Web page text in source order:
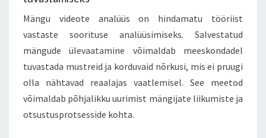
Mängu videote analüüs on hindamatu tööriist
vastaste soorituse analüüsimiseks. Salvestatud
mängude ülevaatamine võimaldab meeskondadel
tuvastada mustreid ja korduvaid nõrkusi, mis ei pruugi
olla nähtavad reaalajas vaatlemisel. See meetod
võimaldab põhjalikku uurimist mängijate liikumiste ja
otsustusprotsesside kohta.